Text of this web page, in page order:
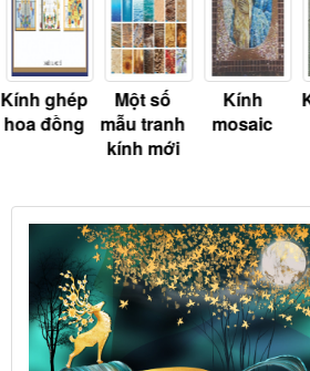
Một số
mẫu tranh
Kính
mosaic
Kính acry
trong